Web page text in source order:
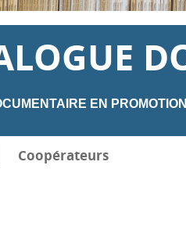
EN
Coopérateurs